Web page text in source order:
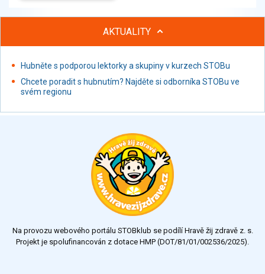
AKTUALITY
Hubněte s podporou lektorky a skupiny v kurzech STOBu
Chcete poradit s hubnutím? Najděte si odborníka STOBu ve
svém regionu
Na provozu webového portálu STOBklub se podílí Hravě žij zdravě z. s.
Projekt je spolufinancován z dotace HMP (DOT/81/01/002536/2025).